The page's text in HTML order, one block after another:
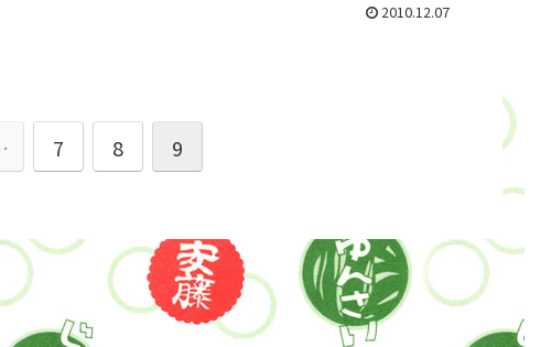
2010.12.07
7 8 9